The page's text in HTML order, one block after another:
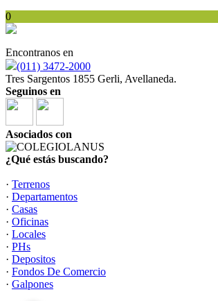
0
Encontranos en
(011) 3472-2000
Tres Sargentos 1855 Gerli, Avellaneda.
Seguinos en
Asociados con
¿Qué estás buscando?
· Terrenos
· Departamentos
· Casas
· Oficinas
· Locales
· PHs
· Depositos
· Fondos De Comercio
· Galpones